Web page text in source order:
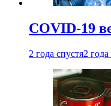
COVID-19
2 года спустя2 года